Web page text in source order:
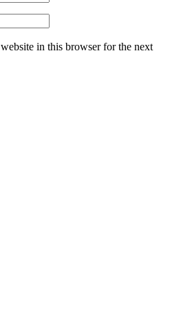
in this browser for the next